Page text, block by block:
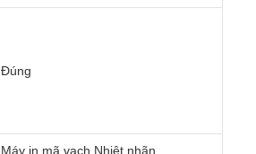
Đúng
Máy in mã vạch Nhiệt nhãn